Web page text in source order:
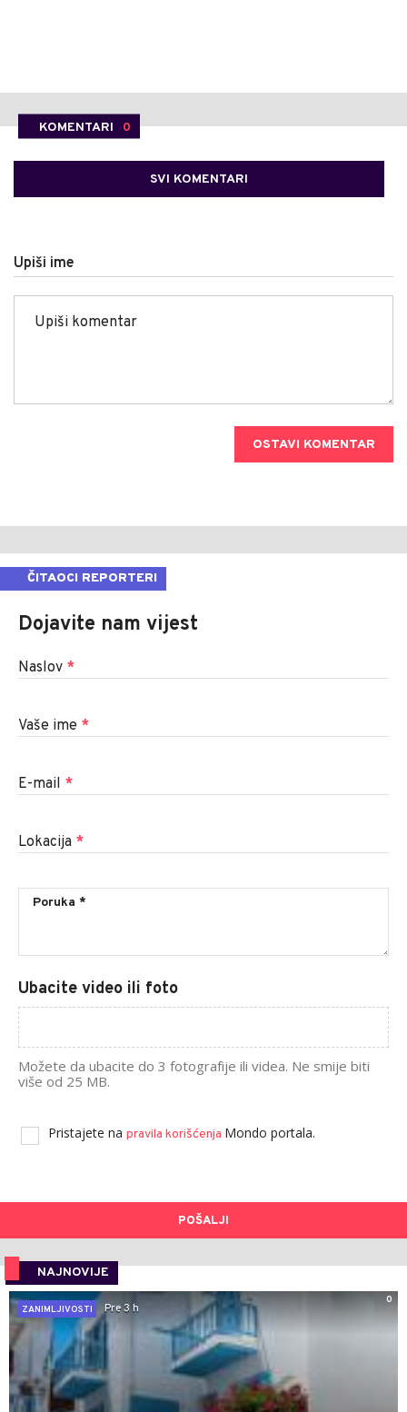
KOMENTARI 0
SVI KOMENTARI
Upiši ime
OSTAVI KOMENTAR
ČITAOCI REPORTERI
Dojavite nam vijest
Naslov *
Vaše ime *
E-mail *
Lokacija *
Ubacite video ili foto
Možete da ubacite do 3 fotografije ili videa. Ne smije biti
više od 25 MB.
Pristajete na pravila korišćenja Mondo portala.
POŠALJI
NAJNOVIJE
0
ZANIMLJIVOSTI
Pre 3 h